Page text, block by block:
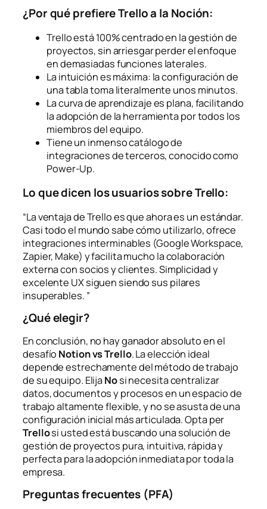
¿Por qué prefiere Trello a la Noción:
Trello está 100% centrado en la gestión de
proyectos, sin arriesgar perder el enfoque
en demasiadas funciones laterales.
La intuición es máxima: la configuración de
una tabla toma literalmente unos minutos.
La curva de aprendizaje es plana, facilitando
la adopción de la herramienta por todos los
miembros del equipo.
Tiene un inmenso catálogo de
integraciones de terceros, conocido como
Power-Up.
Lo que dicen los usuarios sobre Trello:
“La ventaja de Trello es que ahora es un estándar.
Casi todo el mundo sabe cómo utilizarlo, ofrece
integraciones interminables (Google Workspace,
Zapier, Make) y facilita mucho la colaboración
externa con socios y clientes. Simplicidad y
excelente UX siguen siendo sus pilares
insuperables. ”
¿Qué elegir?
En conclusión, no hay ganador absoluto en el
desafío Notion vs Trello. La elección ideal
depende estrechamente del método de trabajo
de su equipo. ElijaNosi necesita centralizar
datos, documentos y procesos en un espacio de
trabajo altamente flexible, y no se asusta de una
configuración inicial más articulada. Opta per
Trellosi usted está buscando una solución de
gestión de proyectos pura, intuitiva, rápida y
perfecta para la adopción inmediata por toda la
empresa.
Preguntas frecuentes (PFA)